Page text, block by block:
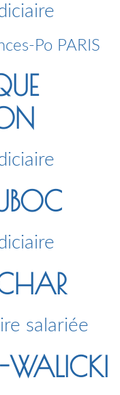
Po PARIS
salariée
WALICKI